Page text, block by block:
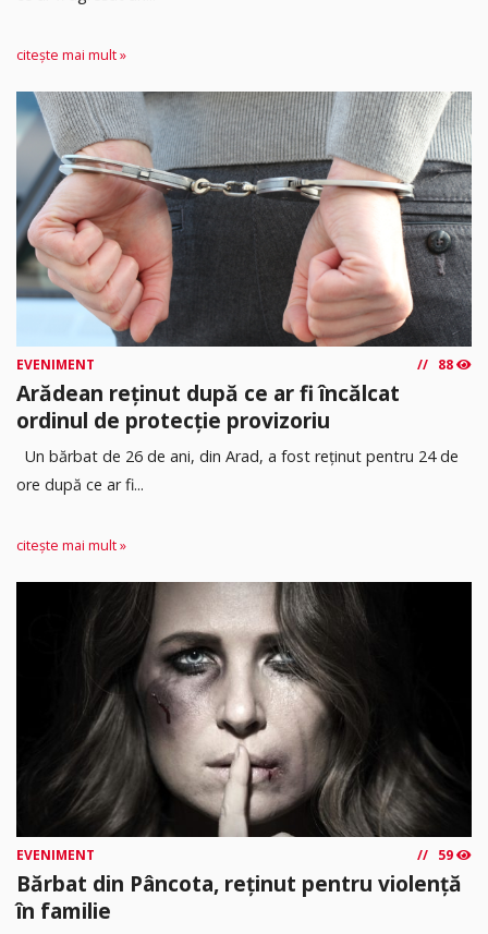
citește mai mult »
EVENIMENT 88
Arădean reținut după ce ar fi încălcat
ordinul de protecție provizoriu
Un bărbat de 26 de ani, din Arad, a fost reținut pentru 24 de
ore după ce ar fi...
citește mai mult »
EVENIMENT 59
Bărbat din Pâncota, reținut pentru violență
în familie